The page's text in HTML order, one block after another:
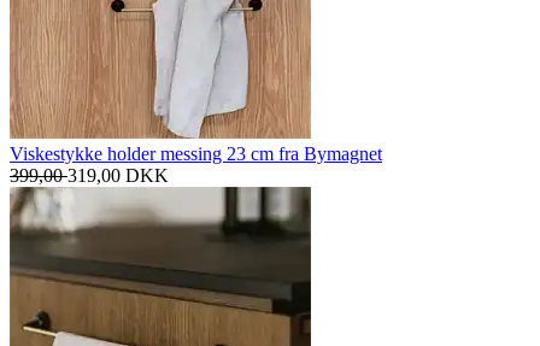
Viskestykke holder messing 23 cm fra Bymagnet
399,00319,00 DKK